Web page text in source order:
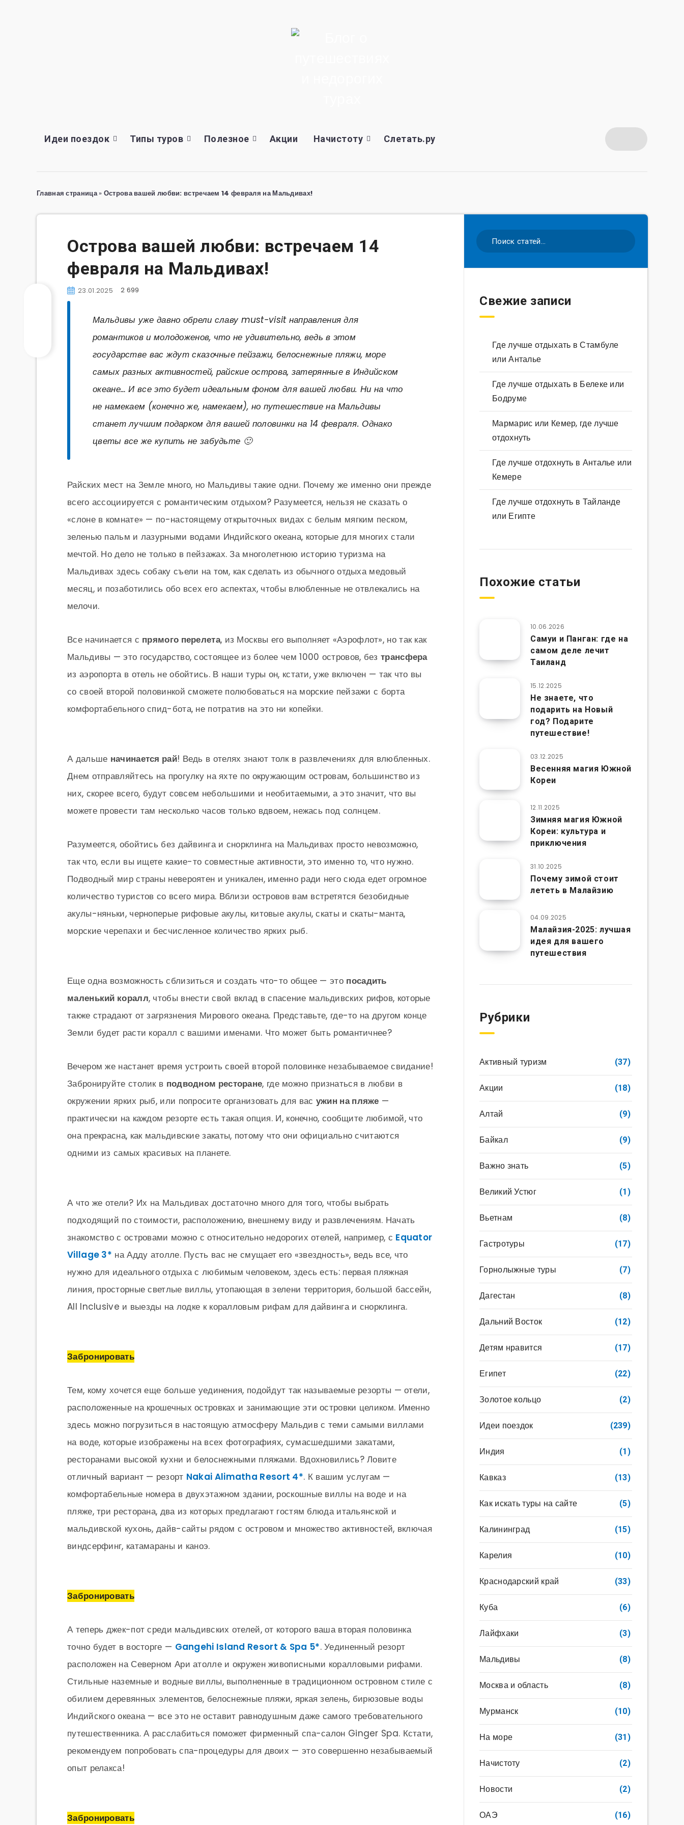
Идеи поездок Типы туров Полезное Акции Начистоту Слетать.ру
Главная страница» Острова вашей любви: встречаем 14 февраля на Мальдивах!
Острова вашей любви: встречаем 14
февраля на Мальдивах!
23.01.2025 2 699
Мальдивы уже давно обрели славу must-visit направления для
романтиков и молодоженов, что не удивительно, ведь в этом
государстве вас ждут сказочные пейзажи, белоснежные пляжи, море
самых разных активностей, райские острова, затерянные в Индийском
океане… И все это будет идеальным фоном для вашей любви. Ни на что
не намекаем (конечно же, намекаем), но путешествие на Мальдивы
станет лучшим подарком для вашей половинки на 14 февраля. Однако
цветы все же купить не забудьте 🙂
Райских мест на Земле много, но Мальдивы такие одни. Почему же именно они прежде
всего ассоциируется с романтическим отдыхом? Разумеется, нельзя не сказать о
«слоне в комнате» — по-настоящему открыточных видах с белым мягким песком,
зеленью пальм и лазурными водами Индийского океана, которые для многих стали
мечтой. Но дело не только в пейзажах. За многолетнюю историю туризма на
Мальдивах здесь собаку съели на том, как сделать из обычного отдыха медовый
месяц, и позаботились обо всех его аспектах, чтобы влюбленные не отвлекались на
мелочи.
Все начинается с прямого перелета, из Москвы его выполняет «Аэрофлот», но так как
Мальдивы — это государство, состоящее из более чем 1000 островов, без трансфера
из аэропорта в отель не обойтись. В наши туры он, кстати, уже включен — так что вы
со своей второй половинкой сможете полюбоваться на морские пейзажи с борта
комфортабельного спид-бота, не потратив на это ни копейки.
А дальше начинается рай! Ведь в отелях знают толк в развлечениях для влюбленных.
Днем отправляйтесь на прогулку на яхте по окружающим островам, большинство из
них, скорее всего, будут совсем небольшими и необитаемыми, а это значит, что вы
можете провести там несколько часов только вдвоем, нежась под солнцем.
Разумеется, обойтись без дайвинга и снорклинга на Мальдивах просто невозможно,
так что, если вы ищете какие-то совместные активности, это именно то, что нужно.
Подводный мир страны невероятен и уникален, именно ради него сюда едет огромное
количество туристов со всего мира. Вблизи островов вам встретятся безобидные
акулы-няньки, черноперые рифовые акулы, китовые акулы, скаты и скаты-манта,
морские черепахи и бесчисленное количество ярких рыб.
Еще одна возможность сблизиться и создать что-то общее — это посадить
маленький коралл, чтобы внести свой вклад в спасение мальдивских рифов, которые
также страдают от загрязнения Мирового океана. Представьте, где-то на другом конце
Земли будет расти коралл с вашими именами. Что может быть романтичнее?
Вечером же настанет время устроить своей второй половинке незабываемое свидание!
Забронируйте столик в подводном ресторане, где можно признаться в любви в
окружении ярких рыб, или попросите организовать для вас ужин на пляже —
практически на каждом резорте есть такая опция. И, конечно, сообщите любимой, что
она прекрасна, как мальдивские закаты, потому что они официально считаются
одними из самых красивых на планете.
А что же отели? Их на Мальдивах достаточно много для того, чтобы выбрать
подходящий по стоимости, расположению, внешнему виду и развлечениям. Начать
знакомство с островами можно с относительно недорогих отелей, например, с Equator
Village 3* на Адду атолле. Пусть вас не смущает его «звездность», ведь все, что
нужно для идеального отдыха с любимым человеком, здесь есть: первая пляжная
линия, просторные светлые виллы, утопающая в зелени территория, большой бассейн,
All Inclusive и выезды на лодке к коралловым рифам для дайвинга и снорклинга.
Забронировать
Тем, кому хочется еще больше уединения, подойдут так называемые резорты — отели,
расположенные на крошечных островках и занимающие эти островки целиком. Именно
здесь можно погрузиться в настоящую атмосферу Мальдив с теми самыми виллами
на воде, которые изображены на всех фотографиях, сумасшедшими закатами,
ресторанами высокой кухни и белоснежными пляжами. Вдохновились? Ловите
отличный вариант — резорт Nakai Alimatha Resort 4*. К вашим услугам —
комфортабельные номера в двухэтажном здании, роскошные виллы на воде и на
пляже, три ресторана, два из которых предлагают гостям блюда итальянской и
мальдивской кухонь, дайв-сайты рядом с островом и множество активностей, включая
виндсерфинг, катамараны и каноэ.
Забронировать
А теперь джек-пот среди мальдивских отелей, от которого ваша вторая половинка
точно будет в восторге — Gangehi Island Resort & Spa 5*. Уединенный резорт
расположен на Северном Ари атолле и окружен живописными коралловыми рифами.
Стильные наземные и водные виллы, выполненные в традиционном островном стиле с
обилием деревянных элементов, белоснежные пляжи, яркая зелень, бирюзовые воды
Индийского океана — все это не оставит равнодушным даже самого требовательного
путешественника. А расслабиться поможет фирменный спа-салон Ginger Spa. Кстати,
рекомендуем попробовать спа-процедуры для двоих — это совершенно незабываемый
опыт релакса!
Забронировать
Свежие записи
Где лучше отдыхать в Стамбуле
или Анталье
Где лучше отдыхать в Белеке или
Бодруме
Мармарис или Кемер, где лучше
отдохнуть
Где лучше отдохнуть в Анталье или
Кемере
Где лучше отдохнуть в Тайланде
или Египте
Похожие статьи
10.06.2026
Самуи и Панган: где на
самом деле лечит
Таиланд
15.12.2025
Не знаете, что
подарить на Новый
год? Подарите
путешествие!
03.12.2025
Весенняя магия Южной
Кореи
12.11.2025
Зимняя магия Южной
Кореи: культура и
приключения
31.10.2025
Почему зимой стоит
лететь в Малайзию
04.09.2025
Малайзия-2025: лучшая
идея для вашего
путешествия
Рубрики
Активный туризм (37)
Акции (18)
Алтай (9)
Байкал (9)
Важно знать (5)
Великий Устюг (1)
Вьетнам (8)
Гастротуры (17)
Горнолыжные туры (7)
Дагестан (8)
Дальний Восток (12)
Детям нравится (17)
Египет (22)
Золотое кольцо (2)
Идеи поездок (239)
Индия (1)
Кавказ (13)
Как искать туры на сайте (5)
Калининград (15)
Карелия (10)
Краснодарский край (33)
Куба (6)
Лайфхаки (3)
Мальдивы (8)
Москва и область (8)
Мурманск (10)
На море (31)
Начистоту (2)
Новости (2)
ОАЭ (16)